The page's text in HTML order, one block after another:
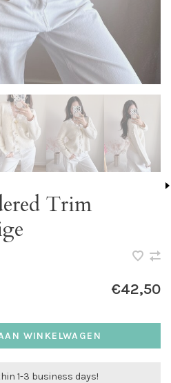
Trim
€42,50
WINKELWAGEN
1-3 business days!